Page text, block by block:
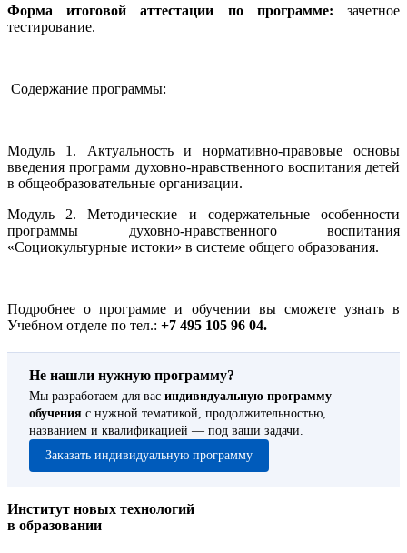
Форма итоговой аттестации по программе: зачетное
тестирование.
Содержание программы:
Модуль 1. Актуальность и нормативно-правовые основы
введения программ духовно-нравственного воспитания детей
в общеобразовательные организации.
Модуль 2. Методические и содержательные особенности
программы духовно-нравственного воспитания
«Социокультурные истоки» в системе общего образования.
Подробнее о программе и обучении вы сможете узнать в
Учебном отделе по тел.: +7 495 105 96 04.
Не нашли нужную программу?
Мы разработаем для вас индивидуальную программу
обучения с нужной тематикой, продолжительностью,
названием и квалификацией — под ваши задачи.
Заказать индивидуальную программу
Институт новых технологий
в образовании